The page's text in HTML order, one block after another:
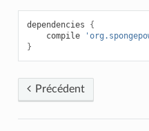
dependencies
{
compile
}
Précédent